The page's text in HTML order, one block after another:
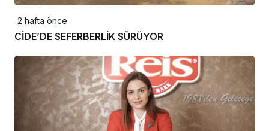
2 hafta önce
CİDE’DE SEFERBERLİK SÜRÜYOR